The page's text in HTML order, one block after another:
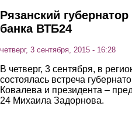
Рязанский
банка ВТБ24
четверг, 3 сентября, 2015 - 16:28
В четверг, 3 сентября, в
состоялась встреча
Ковалева и президента –
24 Михаила Задорнова.